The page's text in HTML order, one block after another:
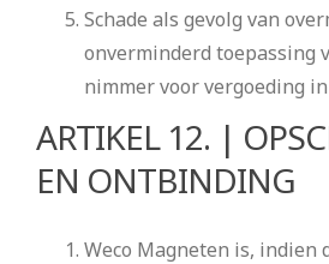
Schade als gevolg van
onverminderd toepassing
nimmer voor vergoeding
ARTIKEL 12. |
EN ONTBINDING
Weco Magneten is, indien